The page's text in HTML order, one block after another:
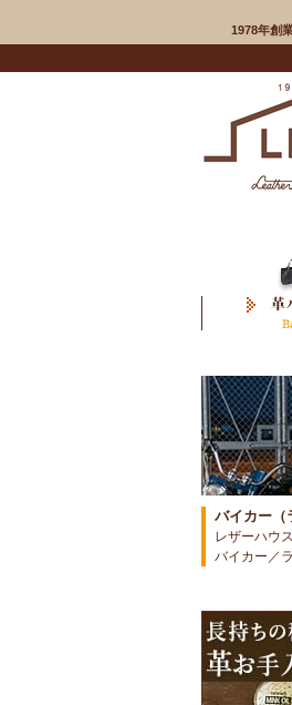
1978年創
バイカー
レザーハウ
バイカー／